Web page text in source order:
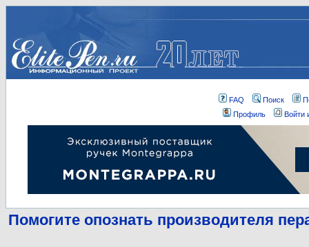
FAQ Поиск
Профиль
Войти
Помогите опознать производителя